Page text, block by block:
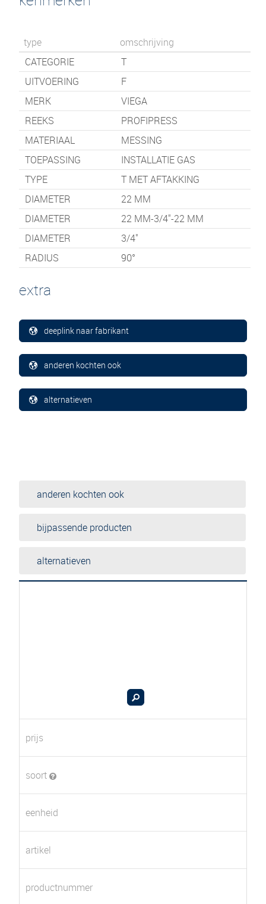
type
omschrijving
CATEGORIE
T
UITVOERING
F
MERK
VIEGA
REEKS
PROFIPRESS
MATERIAAL
MESSING
TOEPASSING
INSTALLATIE GAS
TYPE
T MET AFTAKKING
DIAMETER
22 MM
DIAMETER
22 MM-3/4"-22 MM
DIAMETER
3/4"
RADIUS
90°
extra
deeplink naar fabrikant
anderen kochten ook
alternatieven
anderen kochten ook
bijpassende producten
alternatieven
prijs
soort
eenheid
artikel
productnummer